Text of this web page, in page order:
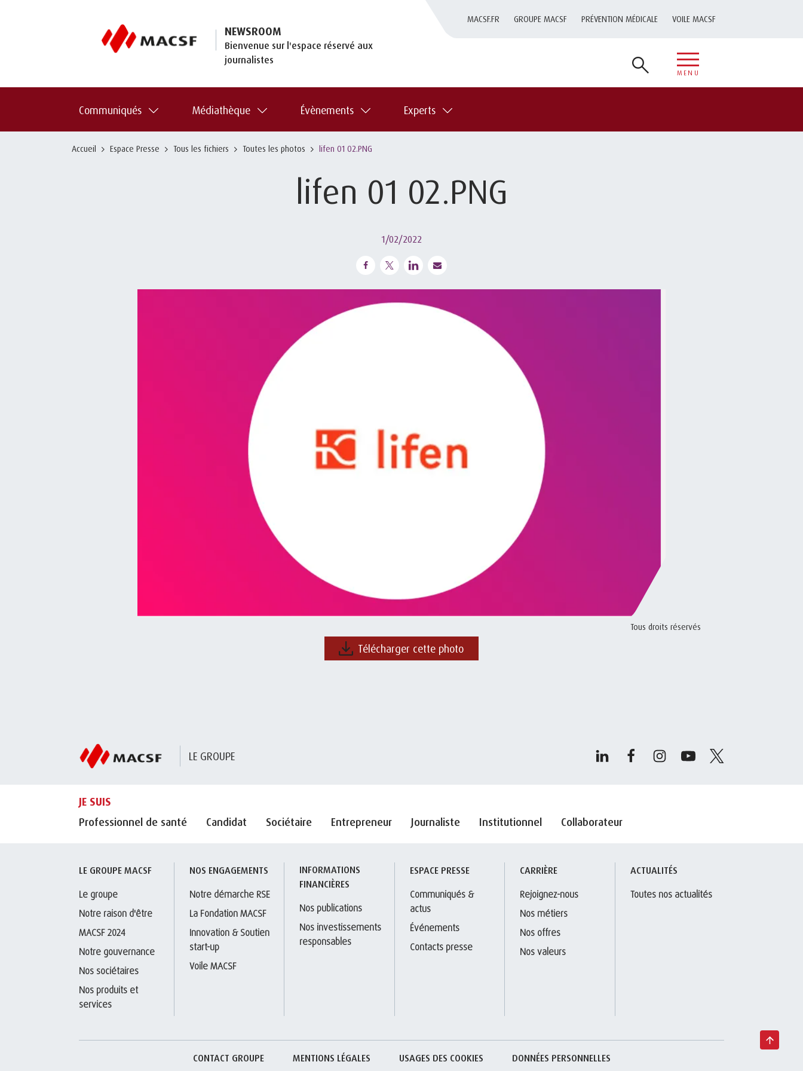
NEWSROOM
Bienvenue sur l'espace réservé aux
journalistes
MACSF.FR GROUPE MACSF PRÉVENTION MÉDICALE VOILE MACSF
MENU
Communiqués Médiathèque Évènements Experts
Accueil Espace Presse Tous les fichiers Toutes les photos lifen 01 02.PNG
lifen 01 02.PNG
1/02/2022
Tous droits réservés
Télécharger cette photo
LE GROUPE
JE SUIS
Professionnel de santé
Candidat Sociétaire Entrepreneur Journaliste Institutionnel Collaborateur
LE GROUPE MACSF
Le groupe
Notre raison d'être
MACSF 2024
Notre gouvernance
Nos sociétaires
Nos produits et
services
NOS ENGAGEMENTS
Notre démarche RSE
La Fondation MACSF
Innovation & Soutien
start-up
Voile MACSF
INFORMATIONS
FINANCIÈRES
Nos publications
Nos investissements
responsables
ESPACE PRESSE
Communiqués &
actus
Événements
Contacts presse
CARRIÈRE
Rejoignez-nous
Nos métiers
Nos offres
Nos valeurs
ACTUALITÉS
Toutes nos actualités
CONTACT GROUPE MENTIONS LÉGALES USAGES DES COOKIES DONNÉES PERSONNELLES